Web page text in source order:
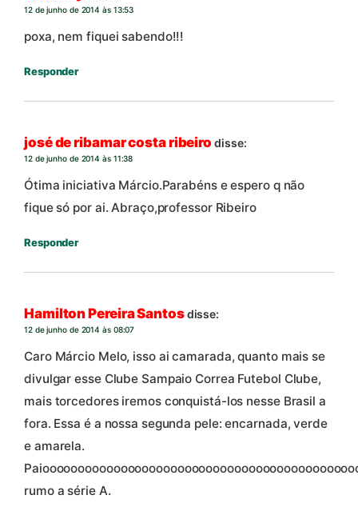
12 de junho de 2014 às 13:53
poxa, nem fiquei sabendo!!!
Responder
josé de ribamar costa ribeiro disse:
12 de junho de 2014 às 11:38
Ótima iniciativa Márcio.Parabéns e espero q não
fique só por ai. Abraço,professor Ribeiro
Responder
Hamilton Pereira Santosdisse:
12 de junho de 2014 às 08:07
Caro Márcio Melo, isso ai camarada, quanto mais se
divulgar esse Clube Sampaio Correa Futebol Clube,
mais torcedores iremos conquistá-los nesse Brasil a
fora. Essa é a nossa segunda pele: encarnada, verde
e amarela.
rumo a série A.